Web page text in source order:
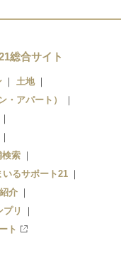
総合サイト
土地
・アパート）
検索
いるサポート21
介
プリ
ト